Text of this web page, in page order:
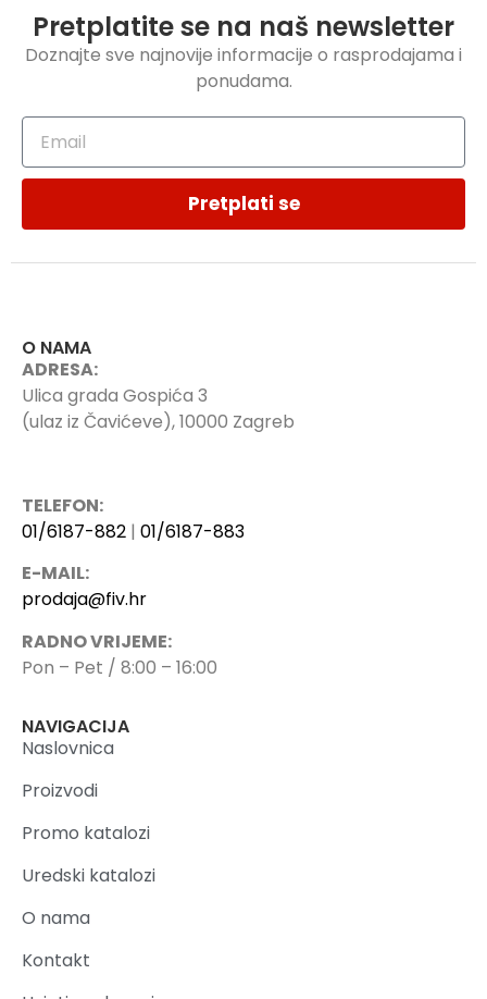
Pretplatite se na naš newsletter
Doznajte sve najnovije informacije o rasprodajama i
ponudama.
Pretplati se
O NAMA
ADRESA:
Ulica grada Gospića 3
(ulaz iz Čavićeve), 10000 Zagreb
TELEFON:
01/6187-882 | 01/6187-883
E-MAIL:
prodaja@fiv.hr
RADNO VRIJEME:
Pon – Pet / 8:00 – 16:00
NAVIGACIJA
Naslovnica
Proizvodi
Promo katalozi
Uredski katalozi
O nama
Kontakt